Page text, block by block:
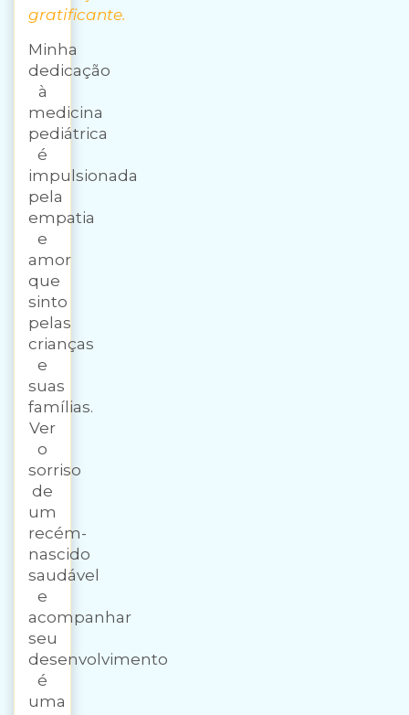
gratificante.
Minha
dedicação
à
medicina
pediátrica
é
impulsionada
pela
empatia
e
amor
que
sinto
pelas
crianças
e
suas
famílias.
Ver
o
sorriso
de
um
recém-
nascido
saudável
e
acompanhar
seu
desenvolvimento
é
uma